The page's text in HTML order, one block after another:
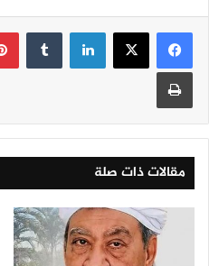
لينكدإن
مقالات ذات صلة